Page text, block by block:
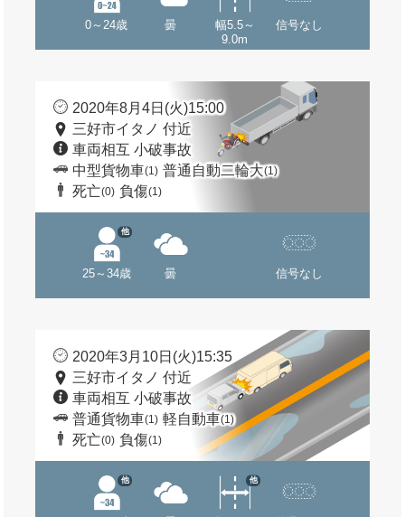
0～24歳 曇
幅5.5～
9.0m
信号なし
2020年8月4日(火)15:00
三好市イタノ 付近
車両相互 小破事故
中型貨物車(1) 普通自動二輪大(1)
死亡(0) 負傷(1)
25～34歳
他
曇 信号なし
2020年3月10日(火)15:35
三好市イタノ 付近
車両相互 小破事故
普通貨物車(1) 軽自動車(1)
死亡(0) 負傷(1)
他 他